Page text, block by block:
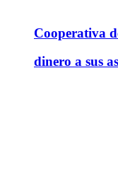
Cooperativa
dinero a sus